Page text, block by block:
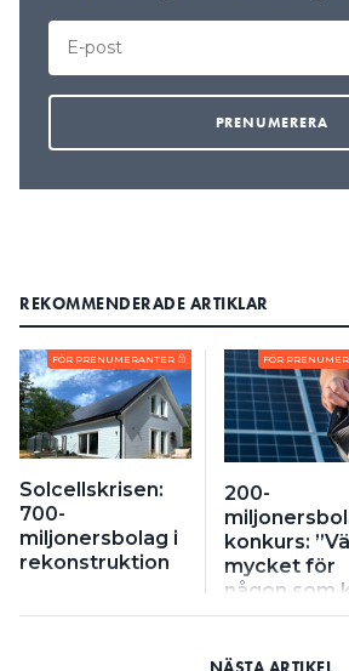
REKOMMENDERADE ARTIKLAR
FÖR PRENUMERANTER
Solcellskrisen:
700-
miljonersbolag i
rekonstruktion
FÖR
200-
konkurs:
mycket för
någon som
över”